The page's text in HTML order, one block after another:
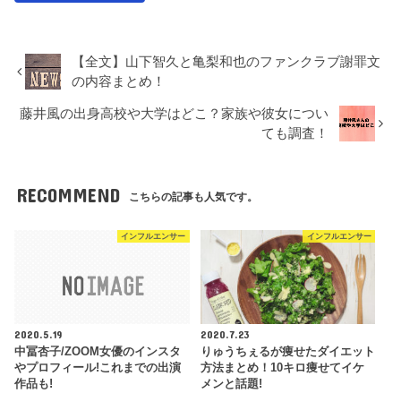
【全文】山下智久と亀梨和也のファンクラブ謝罪文
の内容まとめ！
藤井風の出身高校や大学はどこ？家族や彼女につい
ても調査！
RECOMMEND こちらの記事も人気です。
インフルエンサー
2020.5.19
中冨杏子/ZOOM女優のインスタ
やプロフィール!これまでの出演
作品も!
インフルエンサー
2020.7.23
りゅうちぇるが痩せたダイエット
方法まとめ！10キロ痩せてイケ
メンと話題!